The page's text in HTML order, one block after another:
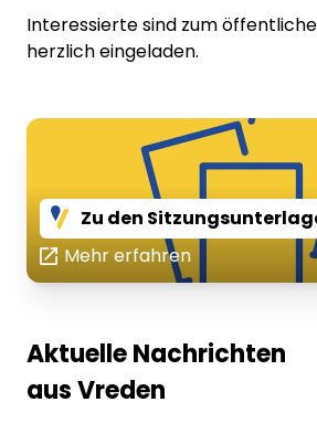
Interessierte sind zum
herzlich eingeladen.
Zu den
Mehr erfahren
Aktuelle Nachrichten
aus Vreden
Lorem ipsum Lorem ipsum
dolor sit amet amet.